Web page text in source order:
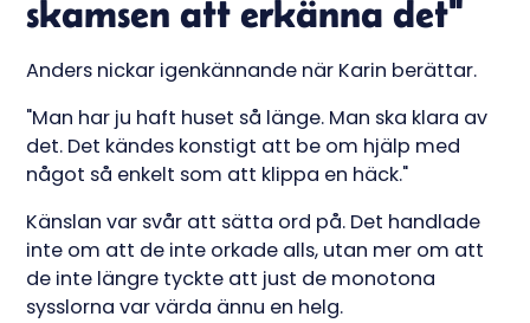
skamsen att erkänna det"
Anders nickar igenkännande när Karin berättar.
"Man har ju haft huset så länge. Man ska klara av
det. Det kändes konstigt att be om hjälp med
något så enkelt som att klippa en häck."
Känslan var svår att sätta ord på. Det handlade
inte om att de inte orkade alls, utan mer om att
de inte längre tyckte att just de monotona
sysslorna var värda ännu en helg.